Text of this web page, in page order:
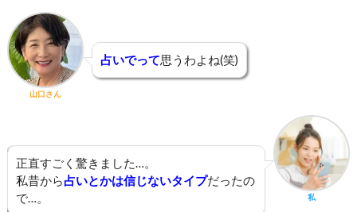
山口さん
占いでって思うわよね(笑)
正直すごく驚きました…。
私昔から占いとかは信じないタイプだったの
で…。
私